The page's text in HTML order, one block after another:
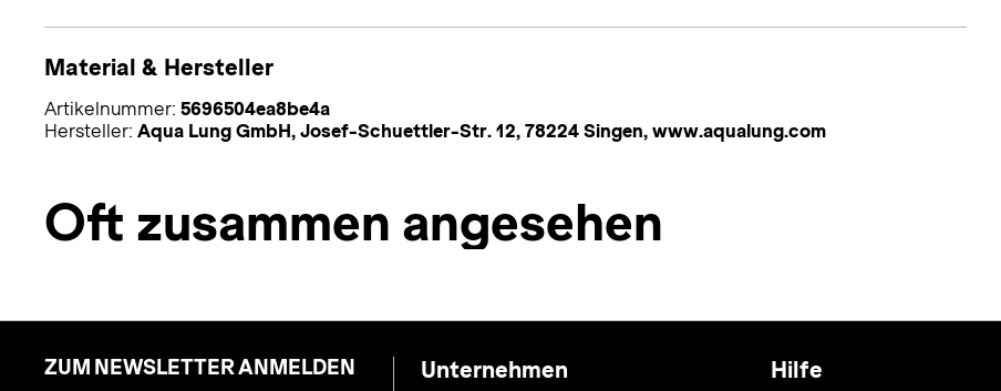
Material & Hersteller
Artikelnummer: 5696504ea8be4a
Hersteller: Aqua Lung GmbH, Josef-Schuettler-Str. 12, 78224 Singen, www.aqualung.com
Oft zusammen angesehen
ZUM NEWSLETTER ANMELDEN Unternehmen Hilfe